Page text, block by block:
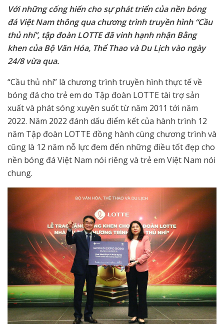
Với những cống hiến cho sự phát triển của nền bóng
đá Việt Nam thông qua chương trình truyền hình “Cầu
thủ nhí”, tập đoàn LOTTE đã vinh hạnh nhận Bằng
khen của Bộ Văn Hóa, Thể Thao và Du Lịch vào ngày
24/8 vừa qua.
“Cầu thủ nhí” là chương trình truyền hình thực tế về
bóng đá cho trẻ em do Tập đoàn LOTTE tài trợ sản
xuất và phát sóng xuyên suốt từ năm 2011 tới năm
2022. Năm 2022 đánh dấu điểm kết của hành trình 12
năm Tập đoàn LOTTE đồng hành cùng chương trình và
cũng là 12 năm nỗ lực đem đến những điều tốt đẹp cho
nền bóng đá Việt Nam nói riêng và trẻ em Việt Nam nói
chung.